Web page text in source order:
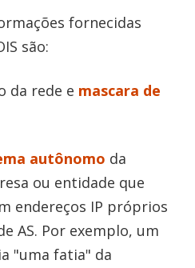
fornecidas
são:
da rede e mascara de
autônomo da
ou entidade que
endereços IP próprios
AS. Por exemplo, um
"uma fatia" da